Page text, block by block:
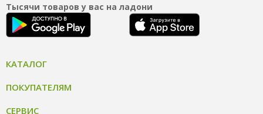
Тысячи товаров у вас на ладони
КАТАЛОГ
ПОКУПАТЕЛЯМ
СЕРВИС